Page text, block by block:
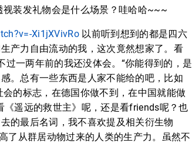
装发礼物会是什么场景？哇哈哈~~~
Xi1jXVivRo 以前听到想到的都是四六
产力自由流动的我，这次竟然想家了。看
过一两年前的我还没体会。“你能得到的，是
。总有一些东西是人家不能给的吧，比如
的标志，在德国你做不到，在中国就能做
遥远的救世主》呢，还是看friends呢？也
的最后名词，我不喜欢提及相关衍生物
了从群居动物过来的人类的生产力。虽然不